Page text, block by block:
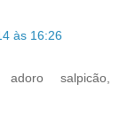
às 16:26
salpicão,